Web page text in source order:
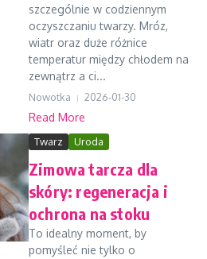
szczególnie w codziennym
oczyszczaniu twarzy. Mróz,
wiatr oraz duże różnice
temperatur między chłodem na
zewnątrz a ci...
Nowotka 2026-01-30
Read More
Twarz Uroda
Zimowa tarcza dla
skóry: regeneracja i
ochrona na stoku
To idealny moment, by
pomyśleć nie tylko o